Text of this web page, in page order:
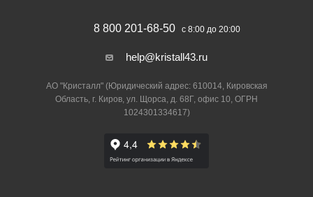
8 800 201-68-50 с 8:00 до 20:00
help@kristall43.ru
АО "Кристалл" (Юридический адрес: 610014, Кировская
Область, г. Киров, ул. Щорса, д. 68Г, офис 10, ОГРН
1024301334617)